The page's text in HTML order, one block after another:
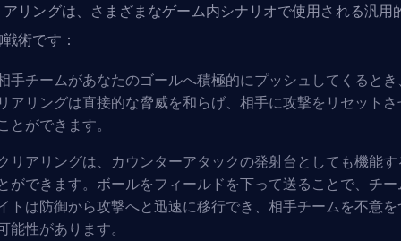
リングは、さまざまなゲーム内シナリオで使用される汎用
術です：
手チームがあなたのゴールへ積極的にプッシュしてくるとき
アリングは直接的な脅威を和らげ、相手に攻撃をリセットさ
とができます。
リアリングは、カウンターアタックの発射台としても機能す
ができます。ボールをフィールドを下って送ることで、チー
トは防御から攻撃へと迅速に移行でき、相手チームを不意を
能性があります。